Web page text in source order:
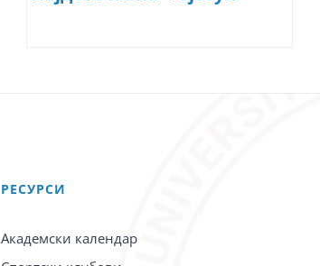
PЕСУРСИ
Академски календар